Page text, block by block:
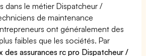
dans le métier Dispatcheur /
de maintenance
ont généralement des
faibles que les sociétés. Par
des assurances rc pro Dispatcheur /